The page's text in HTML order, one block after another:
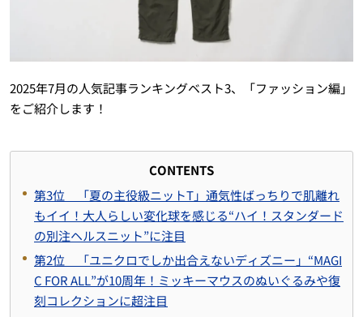
2025年7月の人気記事ランキングベスト3、「ファッション編」
をご紹介します！
CONTENTS
第3位 「夏の主役級ニットT」通気性ばっちりで肌離れ
もイイ！大人らしい変化球を感じる“ハイ！スタンダード
の別注ヘルスニット”に注目
第2位 「ユニクロでしか出合えないディズニー」“MAGI
C FOR ALL”が10周年！ミッキーマウスのぬいぐるみや復
刻コレクションに超注目